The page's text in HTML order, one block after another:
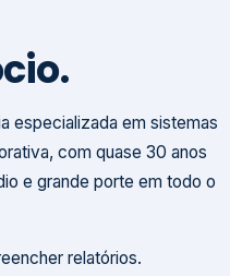
especializada em sistemas
com quase 30 anos
e grande porte em todo o
relatórios.